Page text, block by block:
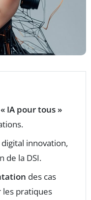
« IA pour tous »
innovation,
de la DSI.
des cas
pratiques